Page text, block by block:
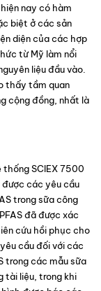
nay có hàm
biệt ở các sản
diện của các hợp
từ Mỹ làm nổi
liệu đầu vào.
thấy tầm quan
cộng đồng, nhất là
thống SCIEX 7500
các yêu cầu
trong sữa công
đã được xác
cứu hồi phục cho
cầu đối với các
trong các mẫu sữa
tài liệu, trong khi